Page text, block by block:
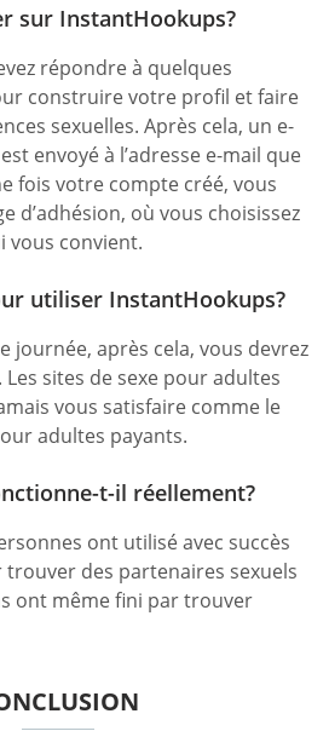
sur InstantHookups?
répondre à quelques
construire votre profil et faire
sexuelles. Après cela, un e-
envoyé à l’adresse e-mail que
fois votre compte créé, vous
d’adhésion, où vous choisissez
vous convient.
utiliser InstantHookups?
journée, après cela, vous devrez
sites de sexe pour adultes
vous satisfaire comme le
adultes payants.
t-il réellement?
ont utilisé avec succès
des partenaires sexuels
ont même fini par trouver